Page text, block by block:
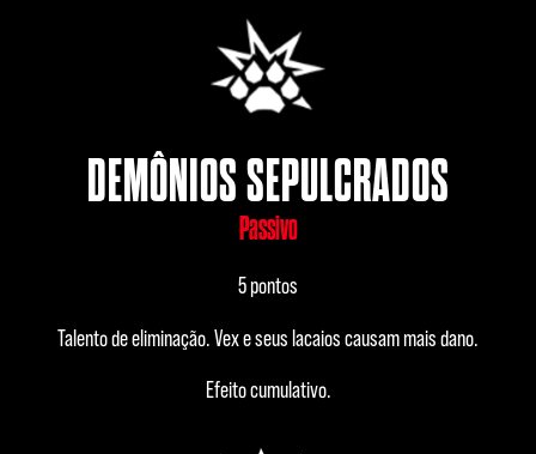
DEMÔNIOS SEPULCRADOS
Passivo
5 pontos
Talento de eliminação. Vex e seus lacaios causam mais dano.
Efeito cumulativo.